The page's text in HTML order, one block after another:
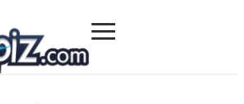
Gupiz.com
≡